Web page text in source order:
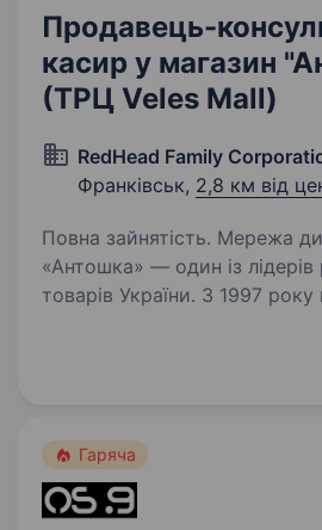
Продавець-
касир у магазин
(ТРЦ Veles Mall)
RedHead Family
Франківськ, 2,8 км від
Повна зайнятість. Мережа дитячих магазинів
«Антошка» — один із
товарів України. З 1997
Гаряча